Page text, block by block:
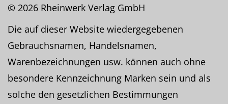
© 2026 Rheinwerk Verlag GmbH
Die auf dieser Website wiedergegebenen
Gebrauchsnamen, Handelsnamen,
Warenbezeichnungen usw. können auch ohne
besondere Kennzeichnung Marken sein und als
solche den gesetzlichen Bestimmungen